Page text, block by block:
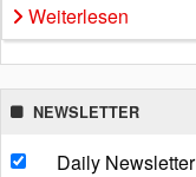
Weiterlesen
NEWSLETTER
Daily Newsletter